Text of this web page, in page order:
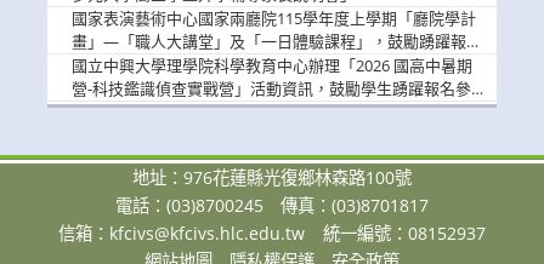
國家表演藝術中心國家兩廳院115學年度上學期「廳院學計
畫」—「職人大講堂」及「一日體驗課程」，鼓勵踴躍報名
參與。
國立中興大學理學院科學教育中心辦理「2026 國高中暑期
營-科技鑑識偵查實戰營」活動資訊，鼓勵學生踴躍報名參
加。
地址：976花蓮縣光復鄉林森路100號
電話：(03)8700245
傳真：(03)8701817
信箱： kfcivs@kfcivs.hlc.edu.tw
統一編號：08152937